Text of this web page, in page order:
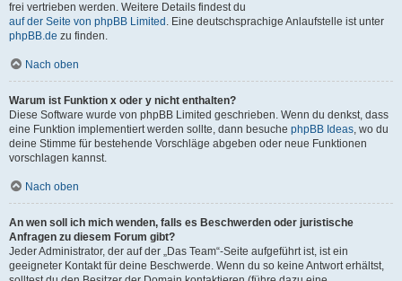
frei vertrieben werden. Weitere Details findest du
auf der Seite von phpBB Limited . Eine deutschsprachige Anlaufstelle ist unter
phpBB.de zu finden.
Nach oben
Warum ist Funktion x oder y nicht enthalten?
Diese Software wurde von phpBB Limited geschrieben. Wenn du denkst, dass
eine Funktion implementiert werden sollte, dann besuche phpBB Ideas, wo du
deine Stimme für bestehende Vorschläge abgeben oder neue Funktionen
vorschlagen kannst.
Nach oben
An wen soll ich mich wenden, falls es Beschwerden oder juristische
Anfragen zu diesem Forum gibt?
Jeder Administrator, der auf der „Das Team“-Seite aufgeführt ist, ist ein
geeigneter Kontakt für deine Beschwerde. Wenn du so keine Antwort erhältst,